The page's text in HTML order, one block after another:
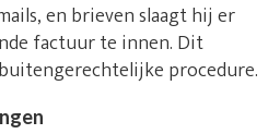
en brieven slaagt hij er
factuur te innen. Dit
procedure.